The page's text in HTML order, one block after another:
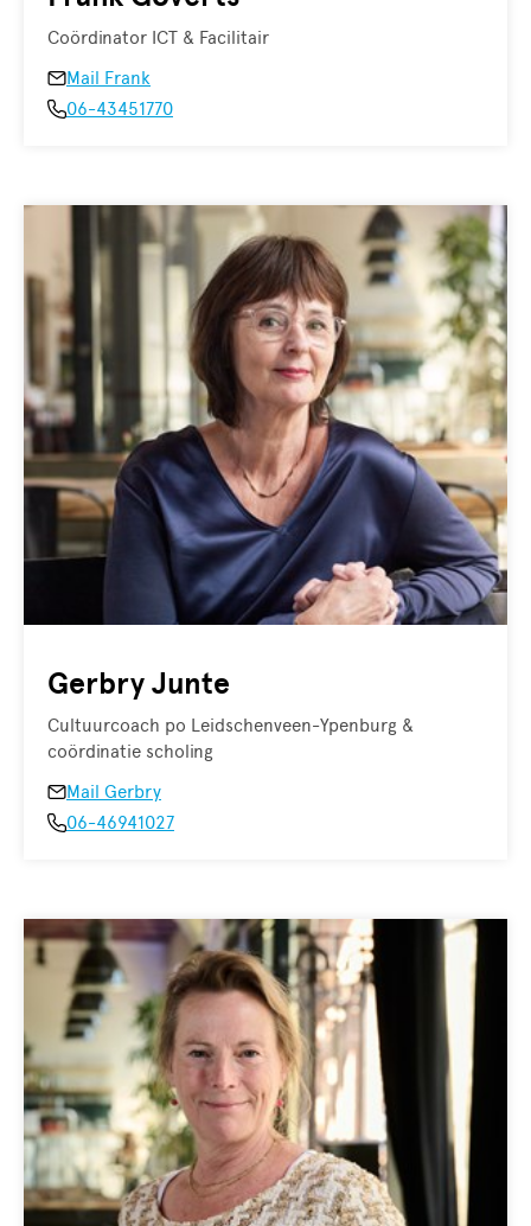
Coördinator ICT & Facilitair
Mail Frank
06-43451770
Gerbry Junte
Cultuurcoach po Leidschenveen-Ypenburg &
coördinatie scholing
Mail Gerbry
06-46941027